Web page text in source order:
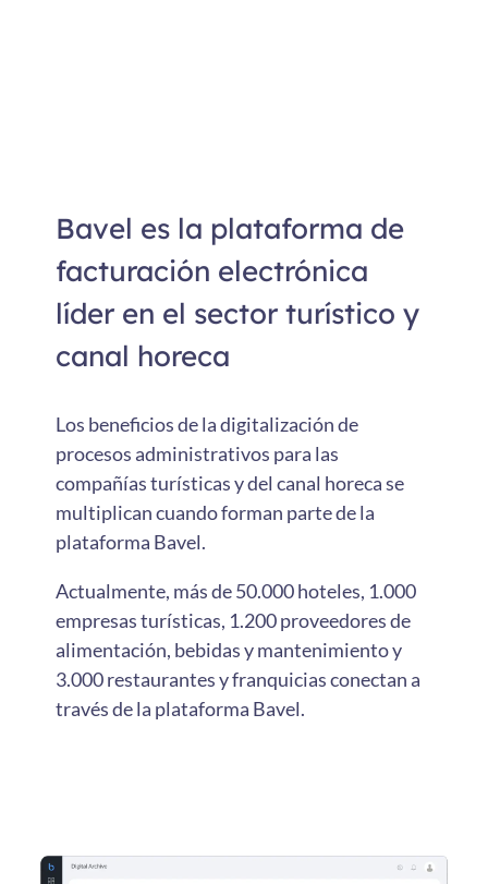
Bavel es la plataforma de
facturación electrónica
líder en el sector turístico y
canal horeca
Los beneficios de la digitalización de
procesos administrativos para las
compañías turísticas y del canal horeca se
multiplican cuando forman parte de la
plataforma Bavel.
Actualmente, más de 50.000 hoteles, 1.000
empresas turísticas, 1.200 proveedores de
alimentación, bebidas y mantenimiento y
3.000 restaurantes y franquicias conectan a
través de la plataforma Bavel.